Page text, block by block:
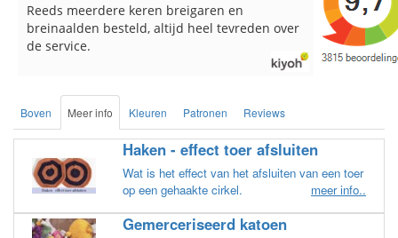
en
tevreden over
Snelle levering en keurig verpakt. Top.
Boven Meer info Kleuren Patronen Reviews
Haken - effect toer afsluiten
Wat is het effect van het afsluiten van een toer
op een gehaakte cirkel.
meer info..
Gemerceriseerd katoen